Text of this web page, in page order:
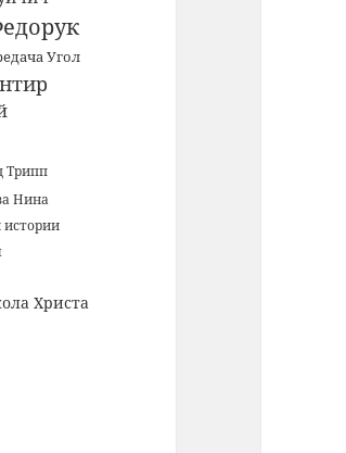
Угол
Трипп
Нина
истории
Христа